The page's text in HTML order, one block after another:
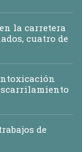
la carretera
cuatro de
de